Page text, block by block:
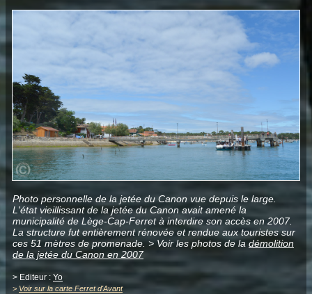
Photo personnelle de la jetée du Canon vue depuis le large.
L'état vieillissant de la jetée du Canon avait amené la
municipalité de Lège-Cap-Ferret à interdire son accès en 2007.
La structure fut entièrement rénovée et rendue aux touristes sur
ces 51 mètres de promenade. > Voir les photos de la démolition
de la jetée du Canon en 2007
> Editeur : Yo
> Voir sur la carte Ferret d'Avant